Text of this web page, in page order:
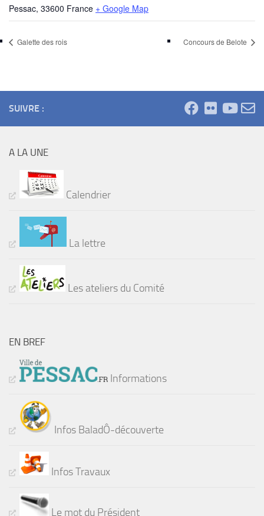
Pessac, 33600 France + Google Map
Galette des rois Concours de Belote
SUIVRE :
A LA UNE
Calendrier
La lettre
Les ateliers du Comité
EN BREF
Informations
Infos BaladÔ-découverte
Infos Travaux
Le mot du Président